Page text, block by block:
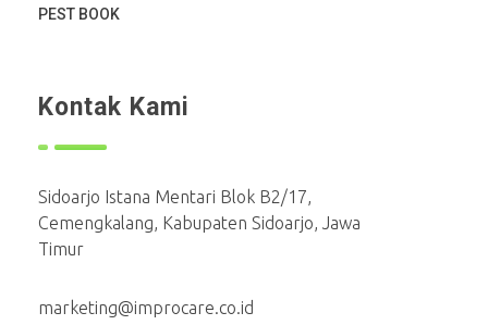
PEST BOOK
Kontak Kami
Sidoarjo Istana Mentari Blok B2/17,
Cemengkalang, Kabupaten Sidoarjo, Jawa
Timur
marketing@improcare.co.id